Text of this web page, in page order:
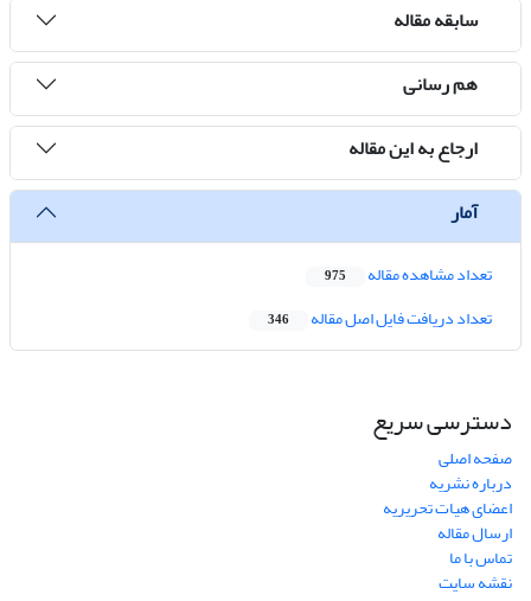
سابقه مقاله
هم رسانی
ارجاع به این مقاله
آمار
تعداد مشاهده مقاله 975
تعداد دریافت فایل اصل مقاله 346
دسترسی سریع
صفحه اصلی
درباره نشریه
اعضای هیات تحریریه
ارسال مقاله
تماس با ما
نقشه سایت